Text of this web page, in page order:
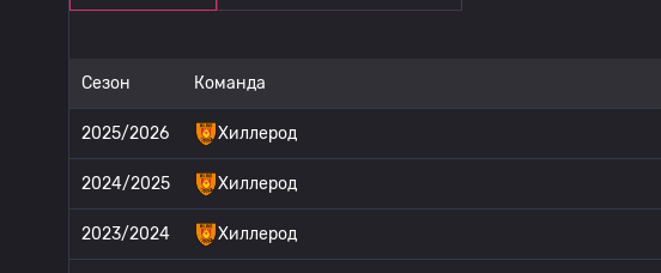
Сезон Команда
2025/2026 Хиллерод
2024/2025 Хиллерод
2023/2024 Хиллерод